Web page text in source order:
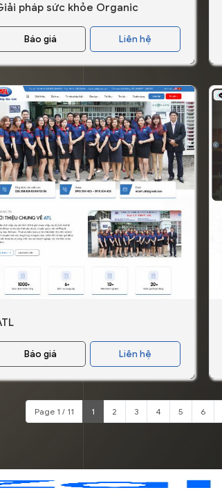
pháp sức khỏe Organic
Báo giá Liên hệ
Báo giá Liên hệ
Page 1 / 11 1 2 3 4 5 6